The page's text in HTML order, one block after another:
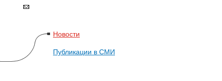
Новости
Публикации в СМИ